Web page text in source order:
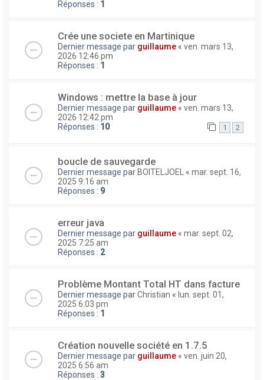
Réponses : 1
Crée une societe en Martinique
Dernier message par guillaume « ven. mars 13,
2026 12:46 pm
Réponses : 1
Windows : mettre la base à jour
Dernier message par guillaume « ven. mars 13,
2026 12:42 pm
Réponses : 10 1 2
boucle de sauvegarde
Dernier message par BOITELJOEL « mar. sept. 16,
2025 9:16 am
Réponses : 9
erreur java
Dernier message par guillaume « mar. sept. 02,
2025 7:25 am
Réponses : 2
Problème Montant Total HT dans facture
Dernier message parChristian « lun. sept. 01,
2025 6:03 pm
Réponses : 1
Création nouvelle société en 1.7.5
Dernier message par guillaume « ven. juin 20,
2025 6:56 am
Réponses : 3